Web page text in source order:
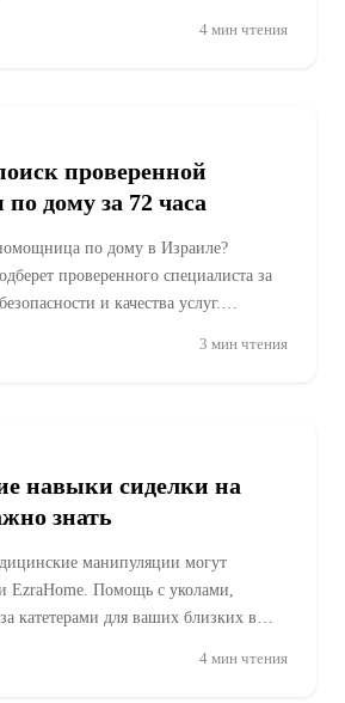
4 мин чтения
проверенной
дому за 72 часа
по дому в Израиле?
проверенного специалиста за
и качества услуг.
3 мин чтения
навыки сиделки на
знать
манипуляции могут
EzraHome. Помощь с уколами,
катетерами для ваших близких в
4 мин чтения